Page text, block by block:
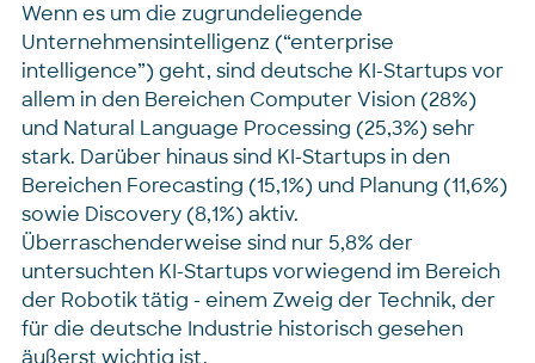
Wenn es um die zugrundeliegende
Unternehmensintelligenz (“enterprise
intelligence”) geht, sind deutsche KI-Startups vor
allem in den Bereichen Computer Vision (28%)
und Natural Language Processing (25,3%) sehr
stark. Darüber hinaus sind KI-Startups in den
Bereichen Forecasting (15,1%) und Planung (11,6%)
sowie Discovery (8,1%) aktiv.
Überraschenderweise sind nur 5,8% der
untersuchten KI-Startups vorwiegend im Bereich
der Robotik tätig - einem Zweig der Technik, der
für die deutsche Industrie historisch gesehen